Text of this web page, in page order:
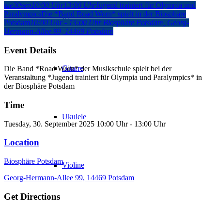
Klavier
Gitarre
Ukulele
Violine
tue30sep10:00 Uhr13:00 UhrJugend trainiert für Olympia und
ParalympicsDie *Band Road Worn* spielt in der Biosphäre
Potsdam10:00 Uhr - 13:00 Uhr Biosphäre Potsdam , Georg-
Hermann-Allee 99, 14469 Potsdam
Event Details
Die Band *Road Worn* der Musikschule spielt bei der
Veranstaltung *Jugend trainiert für Olympia und Paralympics* in
der Biosphäre Potsdam
Time
Tuesday, 30. September 2025 10:00 Uhr- 13:00 Uhr
Location
Biosphäre Potsdam
Georg-Hermann-Allee 99, 14469 Potsdam
Get Directions